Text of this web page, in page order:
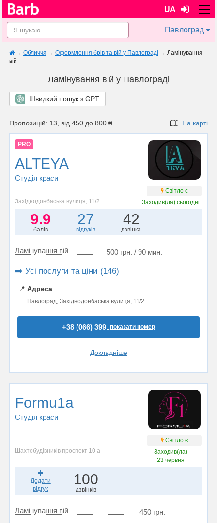
UA
Павлоград
→ Обличчя → Оформлення брів та вій у Павлограді → Ламінування
вій
Ламінування вій у Павлограді
Швидкий пошук з GPT
Пропозицій: 13, від 450 до 800 ₴ На карті
PRO
ALTEYA
Студія краси
Світло є
Західнодонбаська вулиця, 11/2
Заходив(ла)сьогодні
9.9
балів
27
відгуків
42
дзвінка
Ламінування вій 500 грн. / 90 мин.
➡️ Усі послуги та ціни (146)
📍 Адреса
Павлоград, Західнодонбаська вулиця, 11/2
+38 (066) 399..показати номер
Докладніше
Formu1a
Студія краси
Світло є
Шахтобудівників проспект 10 а
Заходив(ла)
23 червня
Додати
відгук
100
дзвінків
Ламінування вій 450 грн.